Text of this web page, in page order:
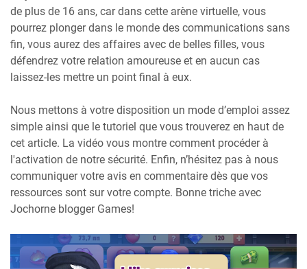
de plus de 16 ans, car dans cette arène virtuelle, vous
pourrez plonger dans le monde des communications sans
fin, vous aurez des affaires avec de belles filles, vous
défendrez votre relation amoureuse et en aucun cas
laissez-les mettre un point final à eux.
Nous mettons à votre disposition un mode d’emploi assez
simple ainsi que le tutoriel que vous trouverez en haut de
cet article. La vidéo vous montre comment procéder à
l'activation de notre sécurité. Enfin, n’hésitez pas à nous
communiquer votre avis en commentaire dès que vos
ressources sont sur votre compte. Bonne triche avec
Jochorne blogger Games!